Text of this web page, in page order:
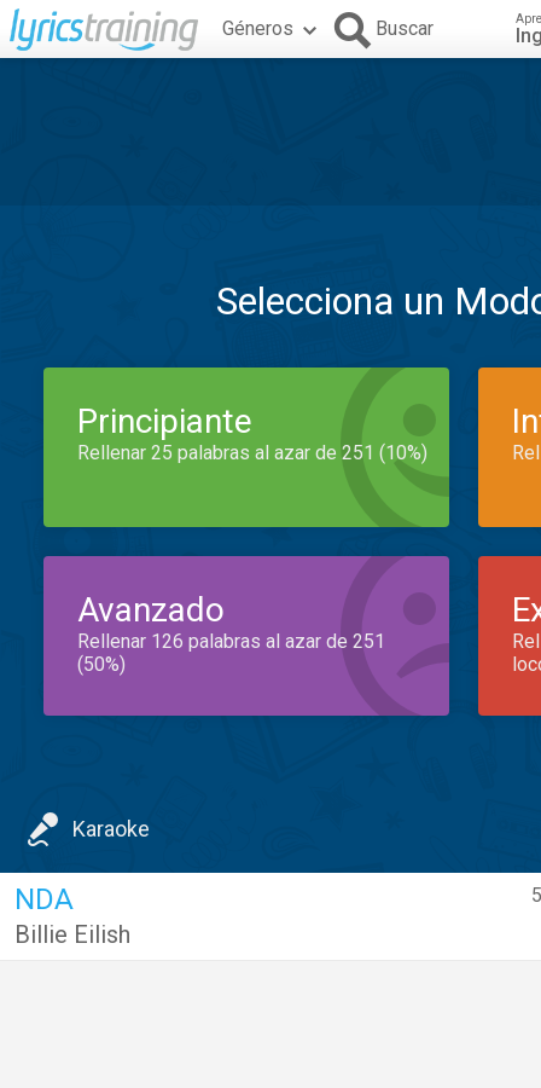
Géneros Buscar
Selecciona un
Principiante
Rellenar 25 palabras al azar de 251 (10%)
Avanzado
Rellenar 126 palabras al azar de 251
(50%)
Karaoke
NDA
Billie Eilish